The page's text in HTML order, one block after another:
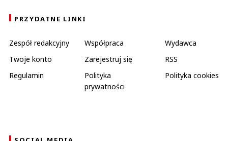
PRZYDATNE LINKI
Zespół redakcyjny Współpraca
Wydawca
Twoje konto
Zarejestruj się
RSS
Regulamin
Polityka
prywatności
Polityka cookies